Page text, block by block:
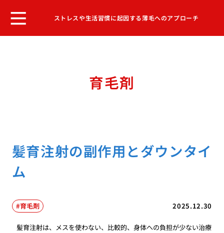
ストレスや生活習慣に起因する薄毛へのアプローチ
育毛剤
髪育注射の副作用とダウンタイ
ム
2025.12.30
育毛剤
髪育注射は、メスを使わない、比較的、身体への負担が少ない治療